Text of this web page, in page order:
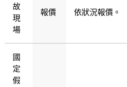
故
現
場
報價 依狀況報價。
國
定
假